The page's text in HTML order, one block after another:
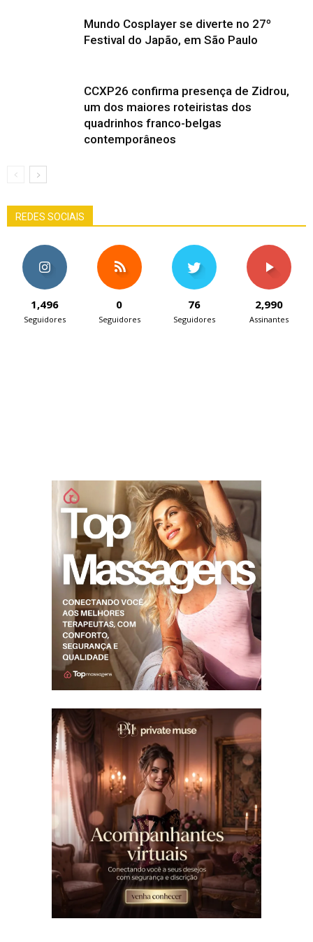
Mundo Cosplayer se diverte no 27º
Festival do Japão, em São Paulo
CCXP26 confirma presença de Zidrou,
um dos maiores roteiristas dos
quadrinhos franco-belgas
contemporâneos
REDES SOCIAIS
1,496
Seguidores
0
Seguidores
76
Seguidores
2,990
Assinantes